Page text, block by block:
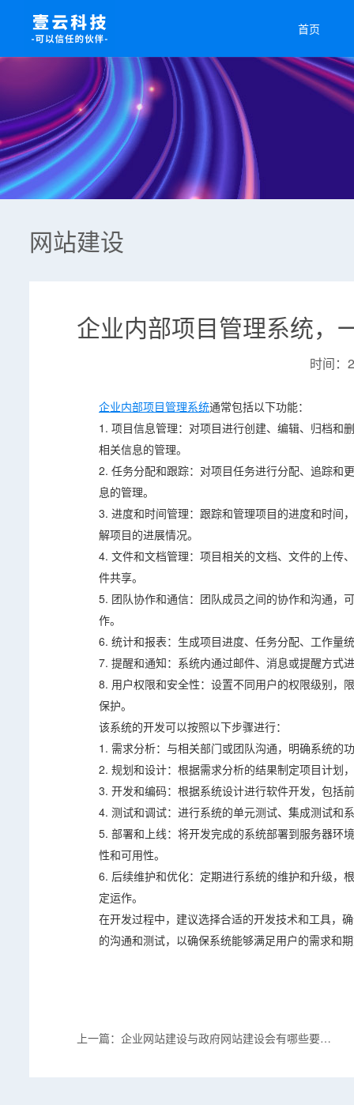
首页
网站建设
企业内部项目管理系统，
时间：
企业内部项目管理系统通常包括以下功能：
1. 项目信息管理：对项目进行创建、编辑、归档和
相关信息的管理。
2. 任务分配和跟踪：对项目任务进行分配、追踪和
息的管理。
3. 进度和时间管理：跟踪和管理项目的进度和时间
解项目的进展情况。
4. 文件和文档管理：项目相关的文档、文件的上传
件共享。
5. 团队协作和通信：团队成员之间的协作和沟通，
作。
6. 统计和报表：生成项目进度、任务分配、工作量
7. 提醒和通知：系统内通过邮件、消息或提醒方式
8. 用户权限和安全性：设置不同用户的权限级别，
保护。
该系统的开发可以按照以下步骤进行：
1. 需求分析：与相关部门或团队沟通，明确系统的
2. 规划和设计：根据需求分析的结果制定项目计划
3. 开发和编码：根据系统设计进行软件开发，包括
4. 测试和调试：进行系统的单元测试、集成测试和
5. 部署和上线：将开发完成的系统部署到服务器环
性和可用性。
6. 后续维护和优化：定期进行系统的维护和升级，
定运作。
在开发过程中，建议选择合适的开发技术和工具，
的沟通和测试，以确保系统能够满足用户的需求和
上一篇：企业网站建设与政府网站建设会有哪些要求